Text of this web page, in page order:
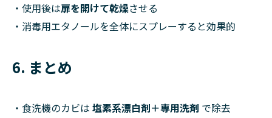
・使用後は扉を開けて乾燥させる
・消毒用エタノールを全体にスプレーすると効果的
6. まとめ
・食洗機のカビは 塩素系漂白剤＋専用洗剤 で除去